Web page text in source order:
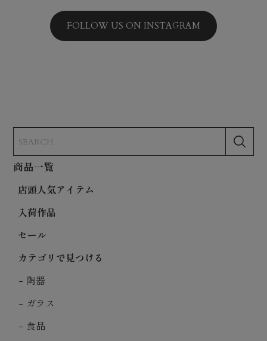
商品一覧
店頭人気アイテム
入荷作品
セール
カテゴリで見つける
陶器
ガラス
食品
FOLLOW US ON INSTAGRAM